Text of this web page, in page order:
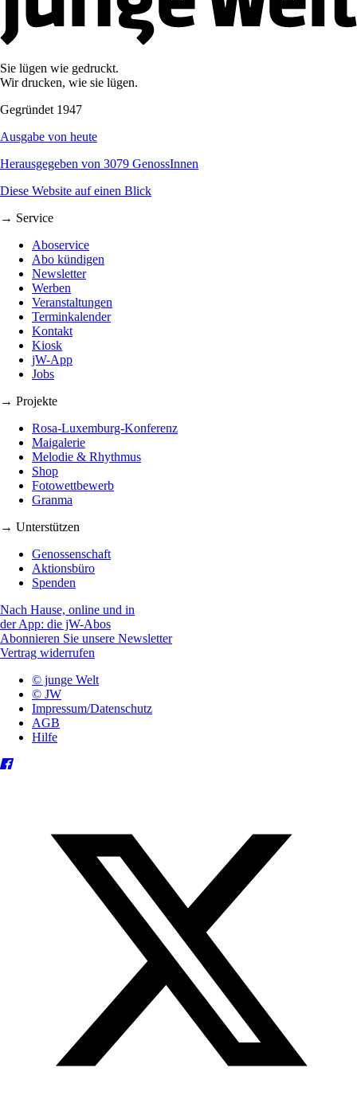
Sie lügen wie gedruckt.
Wir drucken, wie sie lügen.
Gegründet 1947
Ausgabe von heute
Herausgegeben von 3079 GenossInnen
Diese Website auf einen Blick
→ Service
Aboservice
Abo kündigen
Newsletter
Werben
Veranstaltungen
Terminkalender
Kontakt
Kiosk
jW-App
Jobs
→ Projekte
Rosa-Luxemburg-Konferenz
Maigalerie
Melodie & Rhythmus
Shop
Fotowettbewerb
Granma
→ Unterstützen
Genossenschaft
Aktionsbüro
Spenden
Nach Hause, online und in
der App: die jW-Abos
Abonnieren Sie unsere Newsletter
Vertrag widerrufen
© junge Welt
© JW
Impressum/Datenschutz
AGB
Hilfe